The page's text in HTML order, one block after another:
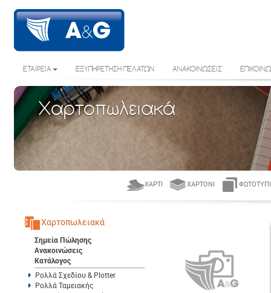
ΕΤΑΙΡΕΙΑ ΕΞΥΠΗΡΕΤΗΣΗ ΠΕΛΑΤΩΝ ΑΝΑΚΟΙΝΩΣΕΙΣ
Χαρτοπωλειακά
ΧΑΡΤΊ ΧΑΡΤΌΝΙ
Χαρτοπωλειακά
Σημεία Πώλησης
Ανακοινώσεις
Κατάλογος
Ρολλά Σχεδίου & Plotter
Ρολλά Ταμειακής